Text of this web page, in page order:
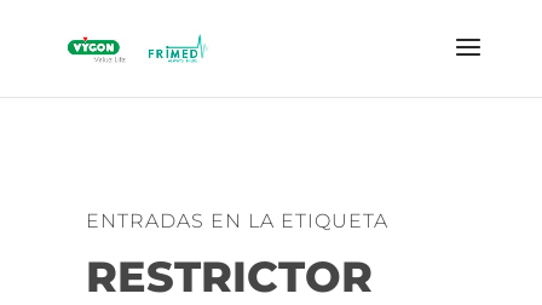
ENTRADAS EN LA ETIQUETA
RESTRICTOR